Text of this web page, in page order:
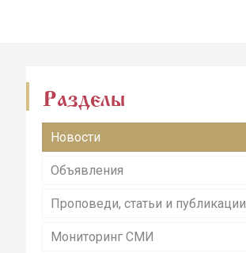
Разделы
Новости
Объявления
Проповеди, статьи и публикации
Мониторинг СМИ